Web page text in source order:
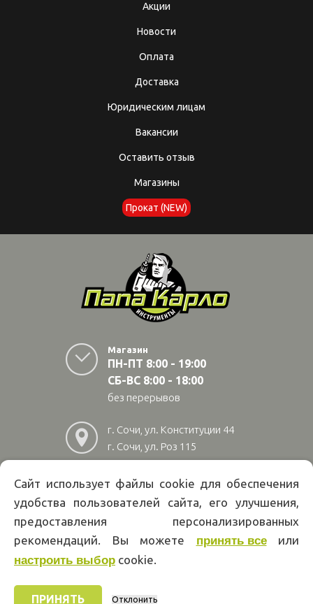
Акции
Новости
Оплата
Доставка
Юридическим лицам
Вакансии
Оставить отзыв
Магазины
Прокат (NEW)
Магазин
ПН-ПТ 8:00 - 19:00
СБ-ВС 8:00 - 18:00
без перерывов
г. Сочи, ул. Конституции 44
г. Сочи, ул. Роз 115
г. Адлер, ул Авиационная
28/10
222 02 01
офертой. Указанные цены действуют только при оформлении заказа
через интернет-магазин papakarlotools.ru.
Сайт использует файлы cookie для обеспечения
удобства пользователей сайта, его улучшения,
предоставления персонализированных
рекомендаций. Вы можете принять всеили
настроить выбор cookie.
ПРИНЯТЬ Отклонить